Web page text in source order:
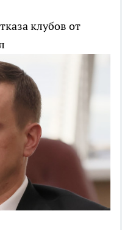
клубов от